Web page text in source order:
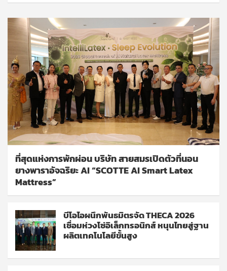
ที่สุดแห่งการพักผ่อน บริษัท สายสมรเปิดตัวที่นอน
ยางพาราอัจฉริยะ AI “SCOTTE AI Smart Latex
Mattress”
บีโอไอผนึกพันธมิตรจัด THECA 2026
เชื่อมห่วงโซ่อิเล็กทรอนิกส์ หนุนไทยสู่ฐาน
ผลิตเทคโนโลยีขั้นสูง